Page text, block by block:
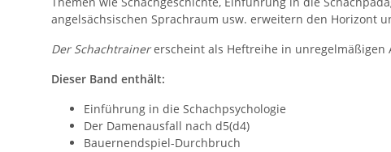
angelsächsischen Sprachraum usw. erweitern den Horizont
Der Schachtrainererscheint als Heftreihe in unregelmäßigen
Dieser Band enthält:
Einführung in die Schachpsychologie
Der Damenausfall nach d5(d4)
Bauernendspiel-Durchbruch